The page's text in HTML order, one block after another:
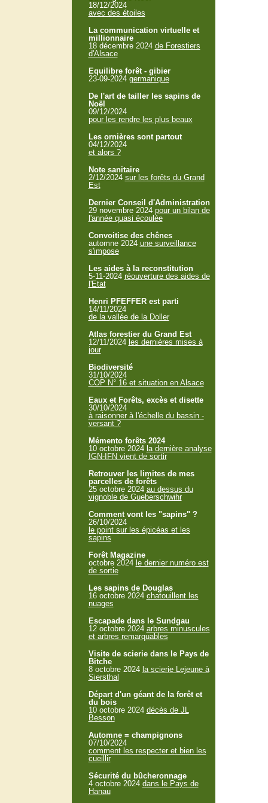
18/12/2024
avec des étoiles
La communication virtuelle et
millionnaire
18 décembre 2024 de Forestiers
d'Alsace
Equilibre forêt - gibier
23-09-2024 germanique
De l'art de tailler les sapins de
Noël
09/12/2024
pour les rendre les plus beaux
Les ornières sont partout
04/12/2024
et alors ?
Note sanitaire
2/12/2024 sur les forêts du Grand
Est
Dernier Conseil d'Administration
29 novembre 2024 pour un bilan de
l'année quasi écoulée
Convoitise des chênes
automne 2024 une surveillance
s'impose
Les aides à la reconstitution
5-11-2024 réouverture des aides de
l'Etat
Henri PFEFFER est parti
14/11/2024
de la vallée de la Doller
Atlas forestier du Grand Est
12/11/2024 les dernières mises à
jour
Biodiversité
31/10/2024
COP N° 16 et situation en Alsace
Eaux et Forêts, excès et disette
30/10/2024
à raisonner à l'échelle du bassin -
versant ?
Mémento forêts 2024
10 octobre 2024 la dernière analyse
IGN-IFN vient de sortir
Retrouver les limites de mes
parcelles de forêts
25 octobre 2024 au dessus du
vignoble de Gueberschwihr
Comment vont les "sapins" ?
26/10/2024
le point sur les épicéas et les
sapins
Forêt Magazine
octobre 2024 le dernier numéro est
de sortie
Les sapins de Douglas
16 octobre 2024 chatouillent les
nuages
Escapade dans le Sundgau
12 octobre 2024 arbres minuscules
et arbres remarquables
Visite de scierie dans le Pays de
Bitche
8 octobre 2024 la scierie Lejeune à
Siersthal
Départ d'un géant de la forêt et
du bois
10 octobre 2024 décès de JL
Besson
Automne = champignons
07/10/2024
comment les respecter et bien les
cueillir
Sécurité du bûcheronnage
4 octobre 2024 dans le Pays de
Hanau